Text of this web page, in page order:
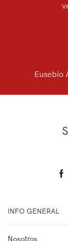
Eusebio
INFO GENERAL
Nosotros